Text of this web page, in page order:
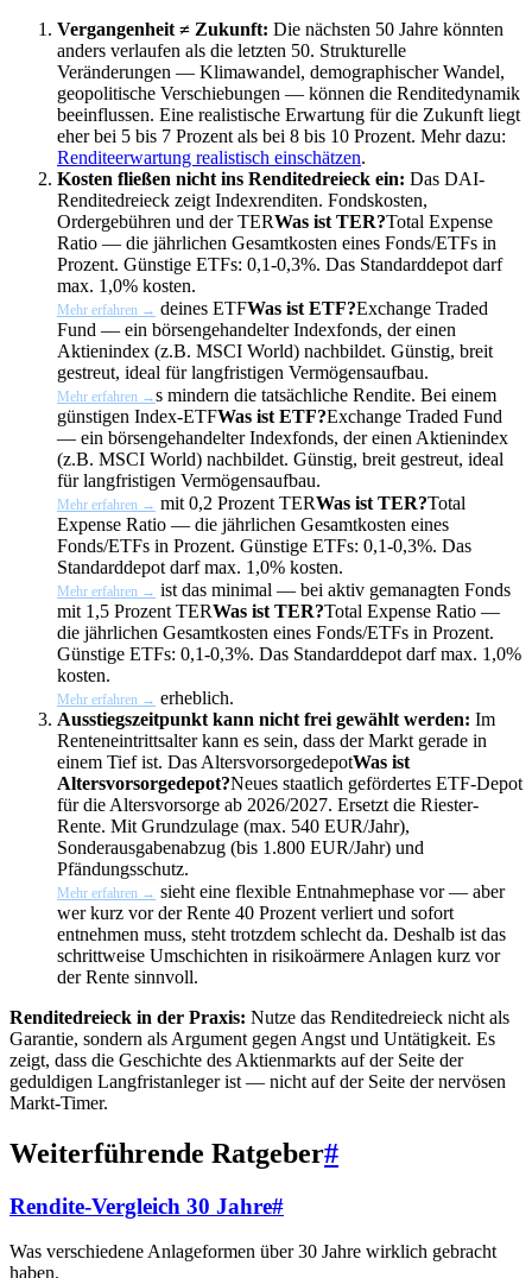
Vergangenheit ≠ Zukunft: Die nächsten 50 Jahre könnten
anders verlaufen als die letzten 50. Strukturelle
Veränderungen — Klimawandel, demographischer Wandel,
geopolitische Verschiebungen — können die Renditedynamik
beeinflussen. Eine realistische Erwartung für die Zukunft liegt
eher bei 5 bis 7 Prozent als bei 8 bis 10 Prozent. Mehr dazu:
Renditeerwartung realistisch einschätzen.
Kosten fließen nicht ins Renditedreieck ein: Das DAI-
Renditedreieck zeigt Indexrenditen. Fondskosten,
Ordergebühren und derTERWas ist TER?Total Expense
Ratio — die jährlichen Gesamtkosten eines Fonds/ETFs in
Prozent. Günstige ETFs: 0,1-0,3%. Das Standarddepot darf
max. 1,0% kosten.
Mehr erfahren → deines ETFWas ist ETF?Exchange Traded
Fund — ein börsengehandelter Indexfonds, der einen
Aktienindex (z.B. MSCI World) nachbildet. Günstig, breit
gestreut, ideal für langfristigen Vermögensaufbau.
Mehr erfahren →s mindern die tatsächliche Rendite. Bei einem
günstigen Index-ETFWas ist ETF?Exchange Traded Fund
— ein börsengehandelter Indexfonds, der einen Aktienindex
(z.B. MSCI World) nachbildet. Günstig, breit gestreut, ideal
für langfristigen Vermögensaufbau.
Mehr erfahren → mit 0,2 Prozent TERWas ist TER?Total
Expense Ratio — die jährlichen Gesamtkosten eines
Fonds/ETFs in Prozent. Günstige ETFs: 0,1-0,3%. Das
Standarddepot darf max. 1,0% kosten.
Mehr erfahren → ist das minimal — bei aktiv gemanagten Fonds
mit 1,5 Prozent TERWas ist TER?Total Expense Ratio —
die jährlichen Gesamtkosten eines Fonds/ETFs in Prozent.
Günstige ETFs: 0,1-0,3%. Das Standarddepot darf max. 1,0%
kosten.
Mehr erfahren → erheblich.
Ausstiegszeitpunkt kann nicht frei gewählt werden: Im
Renteneintrittsalter kann es sein, dass der Markt gerade in
einem Tief ist. Das AltersvorsorgedepotWas ist
Altersvorsorgedepot?Neues staatlich gefördertes ETF-Depot
für die Altersvorsorge ab 2026/2027. Ersetzt die Riester-
Rente. Mit Grundzulage (max. 540 EUR/Jahr),
Sonderausgabenabzug (bis 1.800 EUR/Jahr) und
Pfändungsschutz.
Mehr erfahren → sieht eine flexible Entnahmephase vor — aber
wer kurz vor der Rente 40 Prozent verliert und sofort
entnehmen muss, steht trotzdem schlecht da. Deshalb ist das
schrittweise Umschichten in risikoärmere Anlagen kurz vor
der Rente sinnvoll.
Renditedreieck in der Praxis: Nutze das Renditedreieck nicht als
Garantie, sondern als Argument gegen Angst und Untätigkeit. Es
zeigt, dass die Geschichte des Aktienmarkts auf der Seite der
geduldigen Langfristanleger ist — nicht auf der Seite der nervösen
Markt-Timer.
Weiterführende Ratgeber#
Rendite-Vergleich 30 Jahre#
Was verschiedene Anlageformen über 30 Jahre wirklich gebracht
haben.